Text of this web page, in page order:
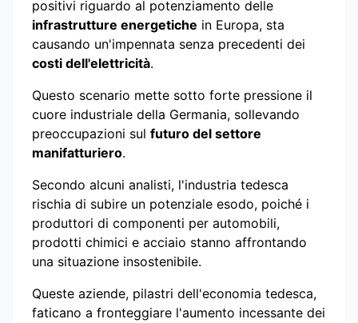
positivi riguardo al potenziamento delle
infrastrutture energetiche in Europa, sta
causando un'impennata senza precedenti dei
costi dell'elettricità.
Questo scenario mette sotto forte pressione il
cuore industriale della Germania, sollevando
preoccupazioni sul futuro del settore
manifatturiero.
Secondo alcuni analisti, l'industria tedesca
rischia di subire un potenziale esodo, poiché i
produttori di componenti per automobili,
prodotti chimici e acciaio stanno affrontando
una situazione insostenibile.
Queste aziende, pilastri dell'economia tedesca,
faticano a fronteggiare l'aumento incessante dei